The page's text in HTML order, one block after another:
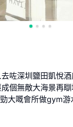
咗深圳鹽田凱悅
個無敵大海景再
大嘅會所做gym游